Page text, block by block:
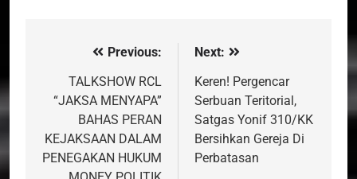
Navigasi
pos
Previous:
TALKSHOW RCL
“JAKSA MENYAPA”
BAHAS PERAN
KEJAKSAAN DALAM
PENEGAKAN HUKUM
Next:
Keren! Pergencar
Serbuan Teritorial,
Satgas Yonif 310/KK
Bersihkan Gereja Di
Perbatasan